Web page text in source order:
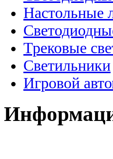
Настольные
Трековые
Светильники
Игровой